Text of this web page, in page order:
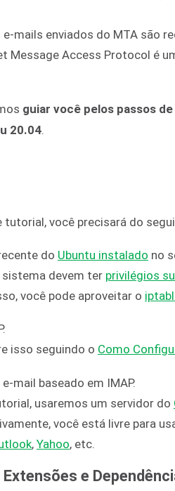
e-mails enviados do MTA são
Message Access Protocol é
guiar você pelos passos
20.04
tutorial, você precisará do
do Ubuntu instalado no
sistema devem ter privilégios
você pode aproveitar o
isso seguindo o Como
mail baseado em IMAP.
usaremos um servidor do
você está livre para
, Yahoo, etc.
e